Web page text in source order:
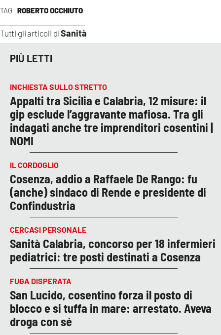
TAG ROBERTO OCCHIUTO
Tutti gli articoli diSanità
PIÙ LETTI
INCHIESTA SULLO STRETTO
Appalti tra Sicilia e Calabria, 12 misure: il
gip esclude l’aggravante mafiosa. Tra gli
indagati anche tre imprenditori cosentini |
NOMI
IL CORDOGLIO
Cosenza, addio a Raffaele De Rango: fu
(anche) sindaco di Rende e presidente di
Confindustria
CERCASI PERSONALE
Sanità Calabria, concorso per 18 infermieri
pediatrici: tre posti destinati a Cosenza
FUGA DISPERATA
San Lucido, cosentino forza il posto di
blocco e si tuffa in mare: arrestato. Aveva
droga con sé